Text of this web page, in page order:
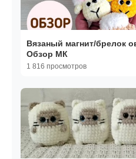
Вязаный магнит/брелок
Обзор МК
1 816 просмотров